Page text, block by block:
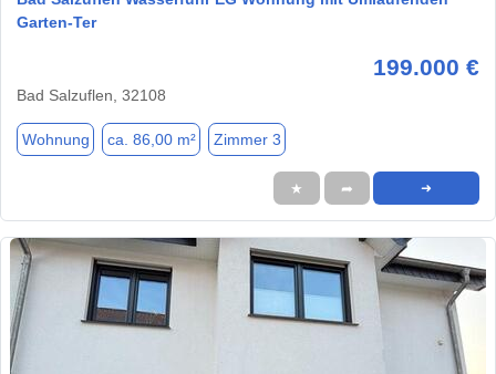
Garten-Ter
199.000 €
Bad Salzuflen, 32108
Wohnung ca. 86,00 m² Zimmer 3
★ ➦ ➜